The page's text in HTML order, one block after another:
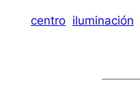
centro iluminación